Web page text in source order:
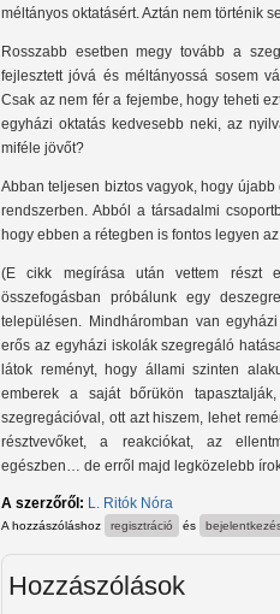
méltányos oktatásért. Aztán nem történik
Rosszabb esetben megy tovább a
fejlesztett jóvá és méltányossá sosem
Csak az nem fér a fejembe, hogy teheti
egyházi oktatás kedvesebb neki, az
miféle jövőt?
Abban teljesen biztos vagyok, hogy
rendszerben. Abból a társadalmi
hogy ebben a rétegben is fontos legyen
(E cikk megírása után vettem részt
összefogásban próbálunk egy
településen. Mindháromban van
erős az egyházi iskolák szegregáló
látok reményt, hogy állami szinten
emberek a saját bőrükön
szegregációval, ott azt hiszem, lehet
résztvevőket, a reakciókat, az
egészben… de erről majd legközelebb
A szerzőről: L. Ritók Nóra
A hozzászóláshoz regisztráció és
Hozzászólások